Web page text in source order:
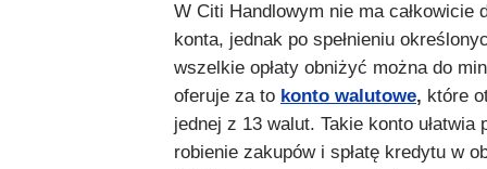
W Citi Handlowym nie ma całkowicie
konta, jednak po spełnieniu
wszelkie opłaty obniżyć można do
oferuje za to konto walutowe, które
jednej z 13 walut. Takie konto ułatwia
robienie zakupów i spłatę kredytu w